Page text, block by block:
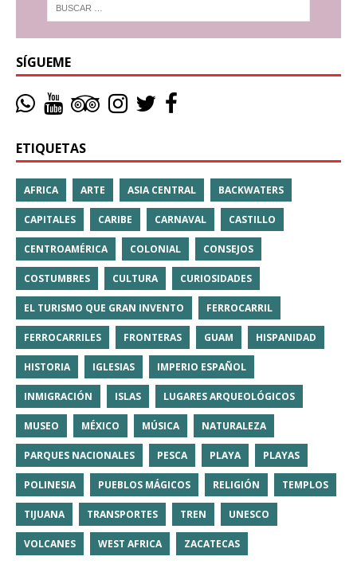
SÍGUEME
ETIQUETAS
AFRICA ARTE ASIA CENTRAL BACKWATERS
CAPITALES CARIBE CARNAVAL CASTILLO
CENTROAMÉRICA COLONIAL CONSEJOS
COSTUMBRES CULTURA CURIOSIDADES
EL TURISMO QUE GRAN INVENTO FERROCARRIL
FERROCARRILES FRONTERAS GUAM HISPANIDAD
HISTORIA IGLESIAS IMPERIO ESPAÑOL
INMIGRACIÓN ISLAS LUGARES ARQUEOLÓGICOS
MUSEO MÉXICO MÚSICA NATURALEZA
PARQUES NACIONALES PESCA PLAYA PLAYAS
POLINESIA PUEBLOS MÁGICOS RELIGIÓN TEMPLOS
TIJUANA TRANSPORTES TREN UNESCO
VOLCANES WEST AFRICA ZACATECAS